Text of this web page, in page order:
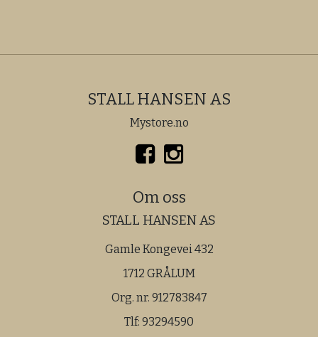
STALL HANSEN AS
Mystore.no
Om oss
STALL HANSEN AS
Gamle Kongevei 432
1712 GRÅLUM
Org. nr. 912783847
Tlf: 93294590